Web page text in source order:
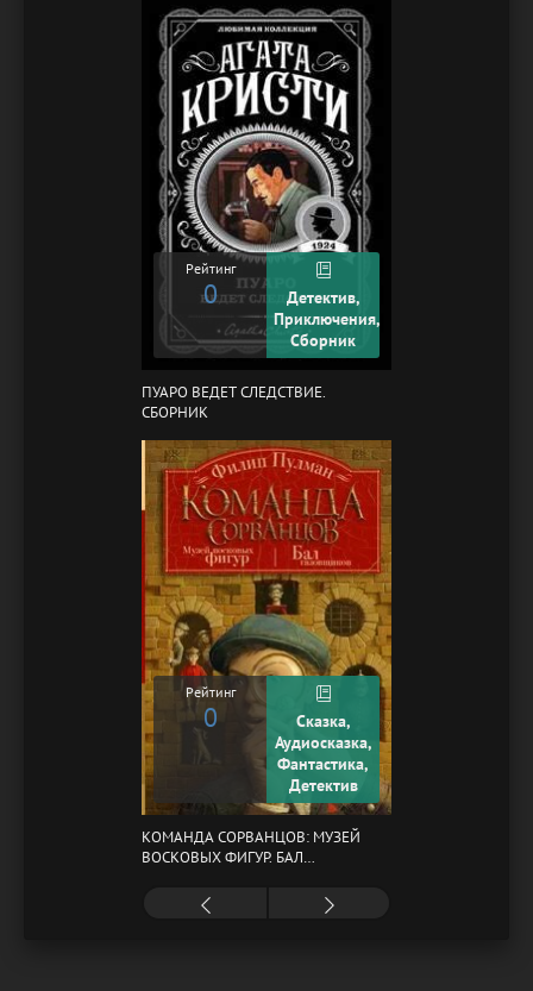
Рейтинг
0
Детектив,
Приключения,
Сборник
ПУАРО ВЕДЕТ СЛЕДСТВИЕ.
СБОРНИК
Рейтинг
0
Сказка,
Аудиосказка,
Фантастика,
Детектив
КОМАНДА СОРВАНЦОВ: МУЗЕЙ
ВОСКОВЫХ ФИГУР. БАЛ